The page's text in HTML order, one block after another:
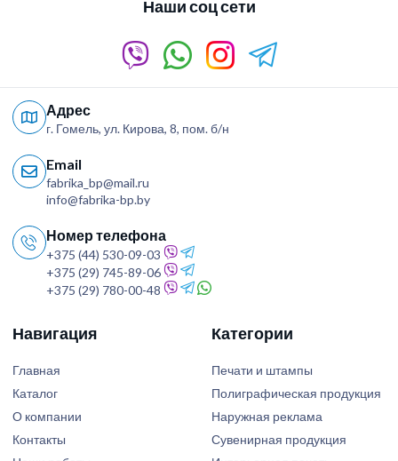
Наши соц сети
Адрес
г. Гомель, ул. Кирова, 8, пом. б/н
Email
fabrika_bp@mail.ru
info@fabrika-bp.by
Номер телефона
+375 (44) 530-09-03
+375 (29) 745-89-06
+375 (29) 780-00-48
Навигация
Главная
Каталог
О компании
Контакты
Категории
Печати и штампы
Полиграфическая продукция
Наружная реклама
Сувенирная продукция